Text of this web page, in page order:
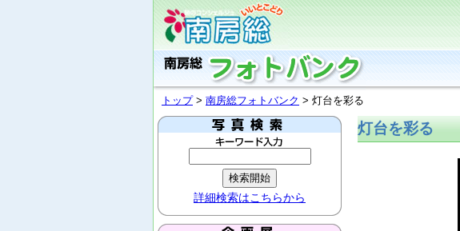
トップ> 南房総フォトバンク > 灯台を彩る
詳細検索はこちらから
灯台を彩る